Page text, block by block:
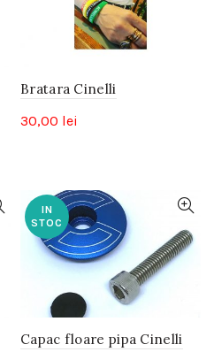
Bratara Cinelli
30,00 lei
IN
STOC
Capac floare pipa Cinelli